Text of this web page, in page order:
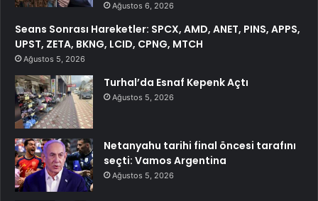
Ağustos 6, 2026
Seans Sonrası Hareketler: SPCX, AMD, ANET, PINS, APPS,
UPST, ZETA, BKNG, LCID, CPNG, MTCH
Ağustos 5, 2026
Turhal’da Esnaf Kepenk Açtı
Ağustos 5, 2026
Netanyahu tarihi final öncesi tarafını
seçti: Vamos Argentina
Ağustos 5, 2026